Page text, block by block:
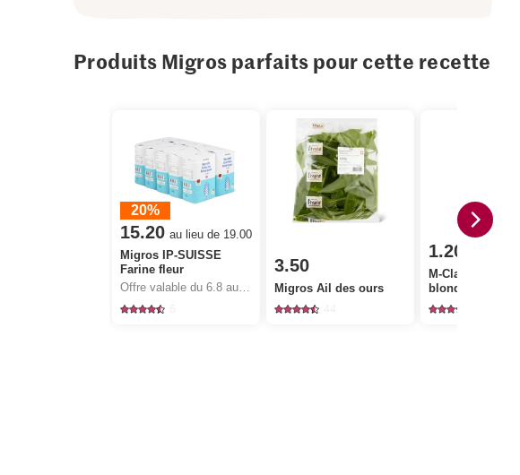
Produits Migros parfaits pour cette recette
20%
15.20 au lieu de 19.00
Migros IP-SUISSE
Farine fleur
Offre valable du 6.8 au 12.8.2026, jusqu’à épuisement du stock.
3.50
Migros Ail des ours
1.20
M-Classic Panure
blonde